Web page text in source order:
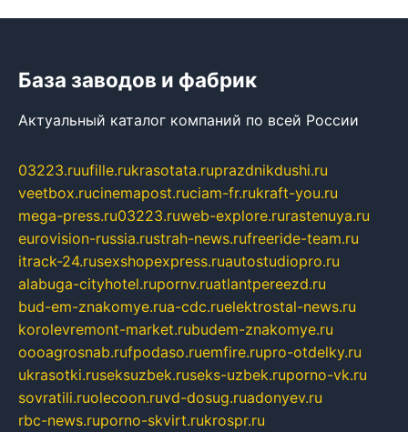
База заводов и фабрик
Актуальный каталог компаний по всей России
03223.ruufille.rukrasotata.ruprazdnikdushi.ru
veetbox.rucinemapost.ruciam-fr.rukraft-you.ru
mega-press.ru03223.ruweb-explore.rurastenuya.ru
eurovision-russia.rustrah-news.rufreeride-team.ru
itrack-24.rusexshopexpress.ruautostudiopro.ru
alabuga-cityhotel.rupornv.ruatlantpereezd.ru
bud-em-znakomye.rua-cdc.ruelektrostal-news.ru
korolevremont-market.rubudem-znakomye.ru
oooagrosnab.rufpodaso.ruemfire.rupro-otdelky.ru
ukrasotki.ruseksuzbek.ruseks-uzbek.ruporno-vk.ru
sovratili.ruolecoon.ruvd-dosug.ruadonyev.ru
rbc-news.ruporno-skvirt.rukrospr.ru